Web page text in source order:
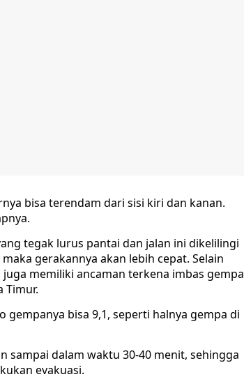
bisa terendam dari sisi kiri dan kanan.
tegak lurus pantai dan jalan ini dikelilingi
gerakannya akan lebih cepat. Selain
memiliki ancaman terkena imbas gempa
Timur.
gempanya bisa 9,1, seperti halnya gempa di
sampai dalam waktu 30-40 menit, sehingga
evakuasi.